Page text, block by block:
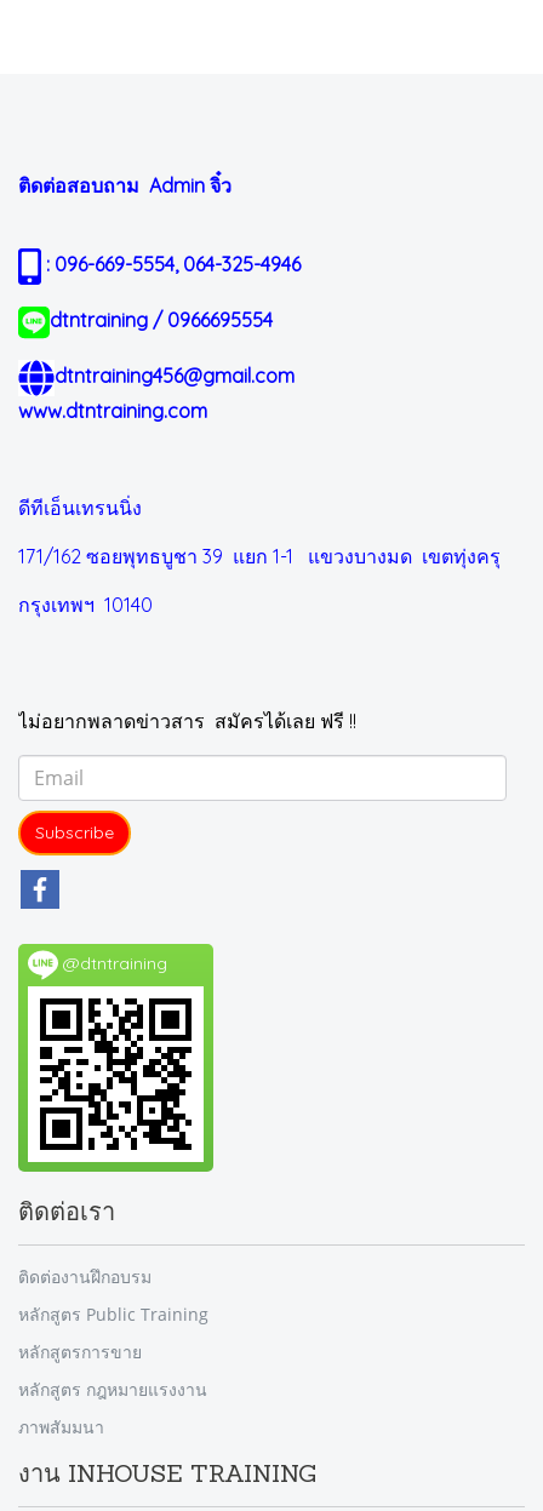
ติดต่อสอบถาม Admin จิ๋ว
: 096-669-5554, 064-325-4946
dtntraining / 0966695554
dtntraining456@gmail.com
www.dtntraining.com
ดีทีเอ็นเทรนนิ่ง
171/162 ซอยพุทธบูชา 39 แยก 1-1 แขวงบางมด เขตทุ่งครุ
กรุงเทพฯ 10140
ไม่อยากพลาดข่าวสาร สมัครได้เลย ฟรี !!
Subscribe
@dtntraining
ติดต่อเรา
ติดต่องานฝึกอบรม
หลักสูตร Public Training
หลักสูตรการขาย
หลักสูตร กฎหมายแรงงาน
ภาพสัมมนา
งาน INHOUSE TRAINING